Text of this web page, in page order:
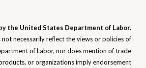
the United States Department of Labor.
necessarily reflect the views or policies of
of Labor, nor does mention of trade
or organizations imply endorsement